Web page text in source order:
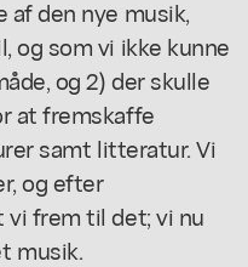
den nye musik,
og som vi ikke kunne
og 2) der skulle
at fremskaffe
samt litteratur. Vi
og efter
frem til det; vi nu
musik.